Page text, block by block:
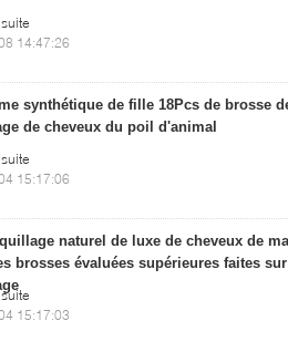
14:47:26
synthétique de fille 18Pcs de brosse
de cheveux du poil d'animal
15:17:06
naturel de luxe de cheveux de
brosses évaluées supérieures faites
15:17:03